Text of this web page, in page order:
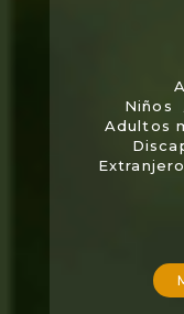
Niños
Adultos